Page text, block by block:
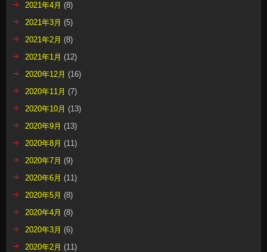
2021年4月 (8)
2021年3月 (5)
2021年2月 (8)
2021年1月 (12)
2020年12月 (16)
2020年11月 (7)
2020年10月 (13)
2020年9月 (13)
2020年8月 (11)
2020年7月 (9)
2020年6月 (11)
2020年5月 (8)
2020年4月 (8)
2020年3月 (6)
2020年2月 (11)